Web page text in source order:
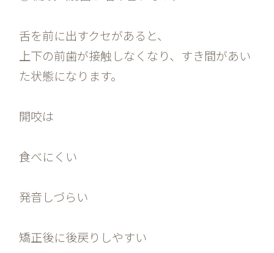
舌を前に出すクセがあると、
上下の前歯が接触しなくなり、すき間があい
た状態になります。
開咬は
食べにくい
発音しづらい
矯正後に後戻りしやすい